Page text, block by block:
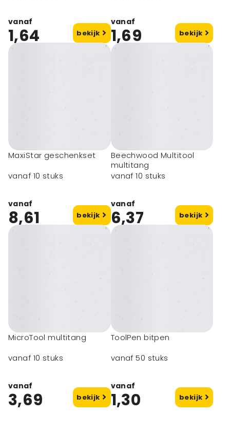
vanaf
1,64 bekijk
vanaf
1,69 bekijk
MaxiStar geschenkset
vanaf 10 stuks
vanaf
8,61 bekijk
Beechwood Multitool
multitang
vanaf 10 stuks
vanaf
6,37 bekijk
MicroTool multitang
vanaf 10 stuks
vanaf
3,69 bekijk
ToolPen bitpen
vanaf 50 stuks
vanaf
1,30 bekijk